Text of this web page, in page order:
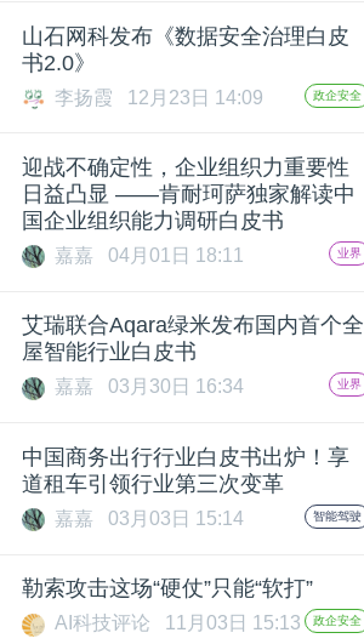
课
动
心
专
题
山石网科发布《数据安全治理白皮
书2.0》
李扬霞 12月23日 14:09 政企安全
迎战不确定性，企业组织力重要性
日益凸显 ——肯耐珂萨独家解读中
国企业组织能力调研白皮书
嘉嘉 04月01日 18:11 业界
艾瑞联合Aqara绿米发布国内首个全
屋智能行业白皮书
嘉嘉 03月30日 16:34 业界
中国商务出行行业白皮书出炉！享
道租车引领行业第三次变革
嘉嘉 03月03日 15:14 智能驾驶
勒索攻击这场“硬仗”只能“软打”
AI科技评论 11月03日 15:13 政企安全